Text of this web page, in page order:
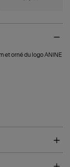
et orné du logo ANINE